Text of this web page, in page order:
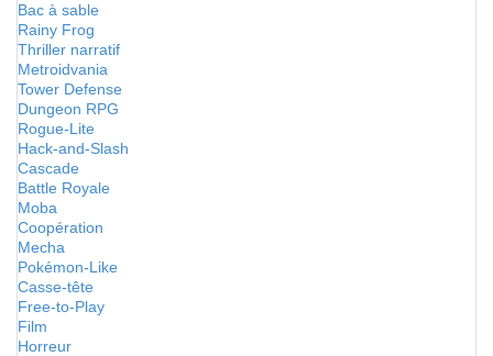
Bac à sable
Rainy Frog
Thriller narratif
Metroidvania
Tower Defense
Dungeon RPG
Rogue-Lite
Hack-and-Slash
Cascade
Battle Royale
Moba
Coopération
Mecha
Pokémon-Like
Casse-tête
Free-to-Play
Film
Horreur